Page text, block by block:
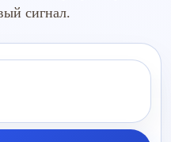
сигнал.